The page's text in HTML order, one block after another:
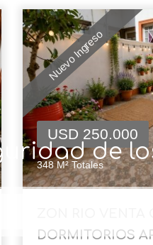
de
Nuevo Ingreso
USD 250.000
348 M² Totales
DORMITORIOS